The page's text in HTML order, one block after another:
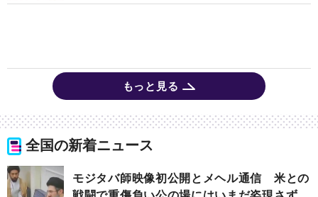
もっと見る
全国の新着ニュース
モジタバ師映像初公開とメヘル通信 米との